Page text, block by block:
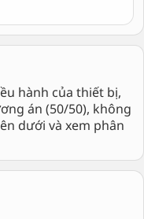
hành của thiết bị,
án (50/50), không
dưới và xem phân